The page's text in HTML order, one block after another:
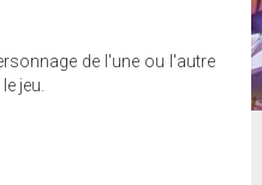
de l'une ou l'autre
jeu.